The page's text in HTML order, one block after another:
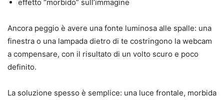
effetto “morbido” sull’immagine
Ancora peggio è avere una fonte luminosa alle spalle: una
finestra o una lampada dietro di te costringono la webcam
a compensare, con il risultato di un volto scuro e poco
definito.
La soluzione spesso è semplice: una luce frontale, morbida